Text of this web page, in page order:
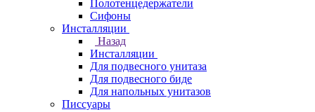
Полотенцедержатели
Сифоны
Инсталляции
Назад
Инсталляции
Для подвесного унитаза
Для подвесного биде
Для напольных унитазов
Писсуары